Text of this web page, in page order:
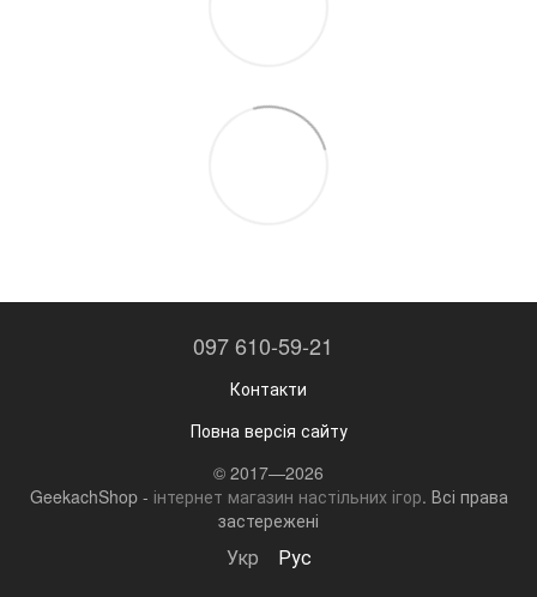
097 610-59-21
Контакти
Повна версія сайту
© 2017—2026
GeekachShop - інтернет магазин настільних ігор. Всі права
застережені
Укр Рус